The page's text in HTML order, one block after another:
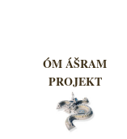
ÓM ÁŠRAM
PROJEKT